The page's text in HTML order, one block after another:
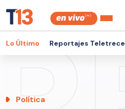
Lo Último Reportajes Teletrece
Política